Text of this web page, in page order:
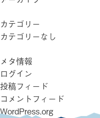
カテゴリー
カテゴリーなし
メタ情報
ログイン
投稿フィード
コメントフィード
WordPress.org